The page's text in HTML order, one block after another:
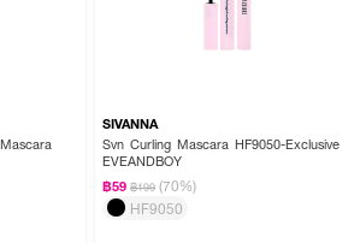
SIVANNA
Svn Curling Mascara HF9050-Exclusive
EVEANDBOY
฿59 ฿199 (70%)
HF9050